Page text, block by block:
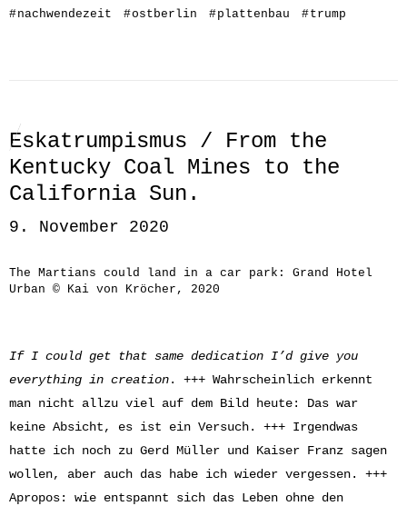
#nachwendezeit #ostberlin #plattenbau #trump
Eskatrumpismus / From the
Kentucky Coal Mines to the
California Sun.
9. November 2020
The Martians could land in a car park: Grand Hotel
Urban © Kai von Kröcher, 2020
If I could get that same dedication I’d give you
everything in creation. +++ Wahrscheinlich erkennt
man nicht allzu viel auf dem Bild heute: Das war
keine Absicht, es ist ein Versuch. +++ Irgendwas
hatte ich noch zu Gerd Müller und Kaiser Franz sagen
wollen, aber auch das habe ich wieder vergessen. +++
Apropos: wie entspannt sich das Leben ohne den